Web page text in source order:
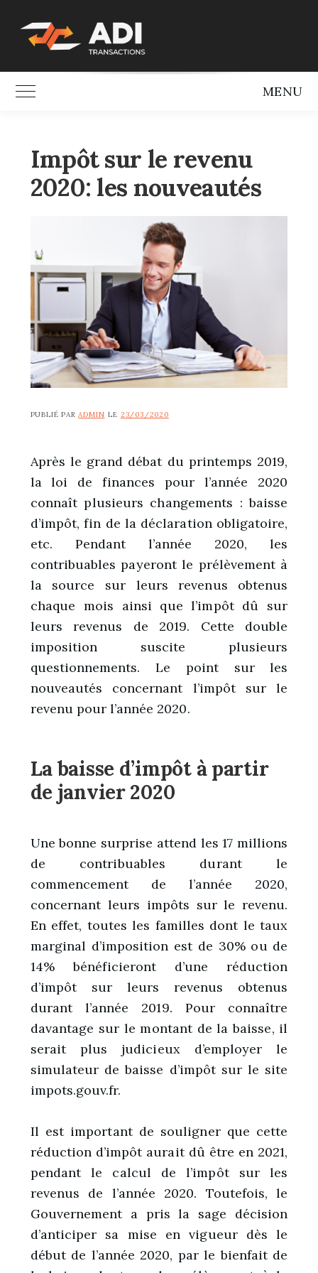
content
Toggle Main Menu MENU
Impôt sur le revenu
2020: les nouveautés
PUBLIÉ PARADMIN LE 23/03/2020
Après le grand débat du printemps 2019,
la loi de finances pour l’année 2020
connaît plusieurs changements : baisse
d’impôt, fin de la déclaration obligatoire,
etc. Pendant l’année 2020, les
contribuables payeront le prélèvement à
la source sur leurs revenus obtenus
chaque mois ainsi que l’impôt dû sur
leurs revenus de 2019. Cette double
imposition suscite plusieurs
questionnements. Le point sur les
nouveautés concernant l’impôt sur le
revenu pour l’année 2020.
La baisse d’impôt à partir
de janvier 2020
Une bonne surprise attend les 17 millions
de contribuables durant le
commencement de l’année 2020,
concernant leurs impôts sur le revenu.
En effet, toutes les familles dont le taux
marginal d’imposition est de 30% ou de
14% bénéficieront d’une réduction
d’impôt sur leurs revenus obtenus
durant l’année 2019. Pour connaître
davantage sur le montant de la baisse, il
serait plus judicieux d’employer le
simulateur de baisse d’impôt sur le site
impots.gouv.fr.
Il est important de souligner que cette
réduction d’impôt aurait dû être en 2021,
pendant le calcul de l’impôt sur les
revenus de l’année 2020. Toutefois, le
Gouvernement a pris la sage décision
d’anticiper sa mise en vigueur dès le
début de l’année 2020, par le bienfait de